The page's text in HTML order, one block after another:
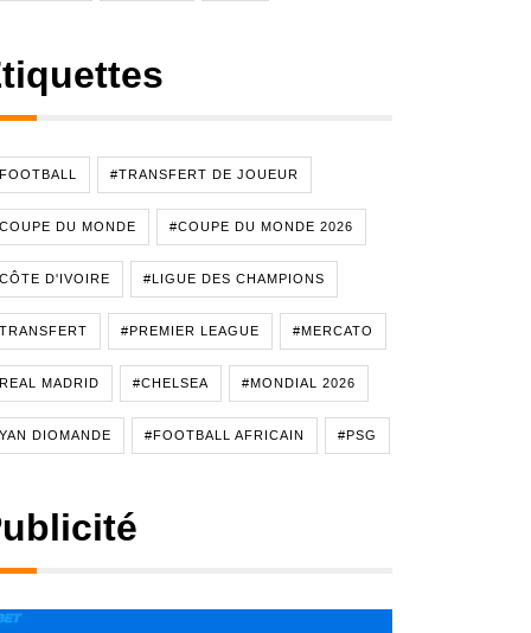
#TRANSFERT DE JOUEUR
DU MONDE #COUPE DU MONDE 2026
D'IVOIRE #LIGUE DES CHAMPIONS
#PREMIER LEAGUE #MERCATO
MADRID #CHELSEA #MONDIAL 2026
DIOMANDE #FOOTBALL AFRICAIN #PSG